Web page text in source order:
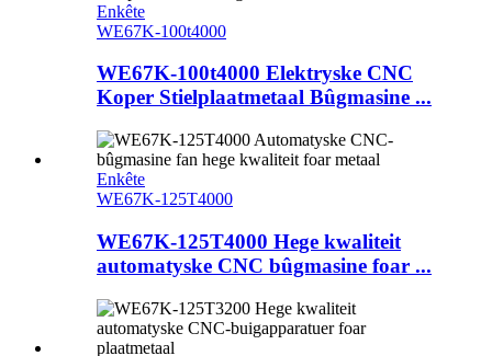
Enkête
WE67K-100t4000
WE67K-100t4000 Elektryske CNC
Koper Stielplaatmetaal Bûgmasine ...
Enkête
WE67K-125T4000
WE67K-125T4000 Hege kwaliteit
automatyske CNC bûgmasine foar ...